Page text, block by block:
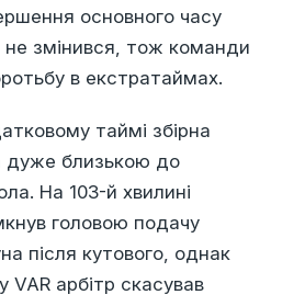
основного часу
не змінився, тож команди
в екстратаймах.
таймі збірна
дуже близькою до
На 103-й хвилині
головою подачу
після кутового, однак
VAR арбітр скасував